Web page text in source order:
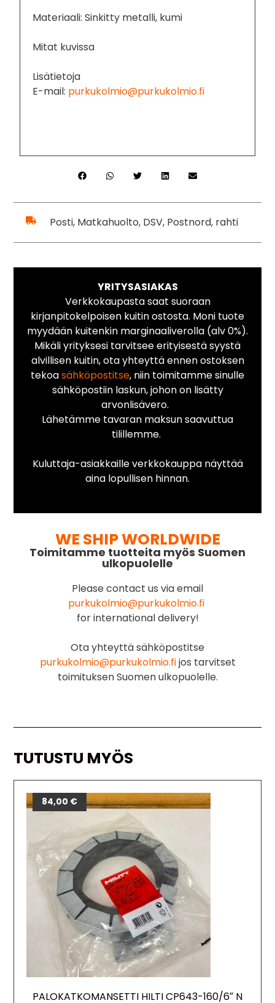
Materiaali: Sinkitty metalli, kumi
Mitat kuvissa
Lisätietoja
E-mail: purkukolmio@purkukolmio.fi
Posti, Matkahuolto, DSV, Postnord, rahti
YRITYSASIAKAS
Verkkokaupasta saat suoraan
kirjanpitokelpoisen kuitin ostosta. Moni tuote
myydään kuitenkin marginaaliverolla (alv 0%).
Mikäli yrityksesi tarvitsee erityisestä syystä
alvillisen kuitin, ota yhteyttä ennen ostoksen
tekoasähköpostitse, niin toimitamme sinulle
sähköpostiin laskun, johon on lisätty
arvonlisävero.
Lähetämme tavaran maksun saavuttua
tilillemme.
Kuluttaja-asiakkaille verkkokauppa näyttää
aina lopullisen hinnan.
WE SHIP WORLDWIDE
Toimitamme tuotteita myös Suomen
ulkopuolelle
Please contact us via email
purkukolmio@purkukolmio.fi
for international delivery!
Ota yhteyttä sähköpostitse
purkukolmio@purkukolmio.fijos tarvitset
toimituksen Suomen ulkopuolelle.
TUTUSTU MYÖS
PALOKATKOMANSETTI HILTI CP643-160/6″ N
84,00 €